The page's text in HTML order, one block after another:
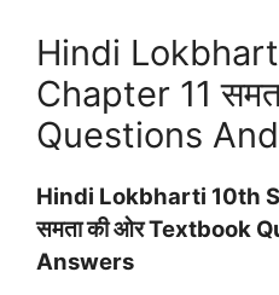
Hindi
Chapter 11
Questions
Hindi Lokbharti 10th
समता की ओर Textbook
Answers